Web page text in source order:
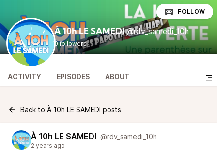
À 10h LE SAMEDI @rdv_samedi_10h
0 followers
FOLLOW
ACTIVITY EPISODES ABOUT
Back to À 10h LE SAMEDI posts
À 10h LE SAMEDI @rdv_samedi_10h
2 years ago